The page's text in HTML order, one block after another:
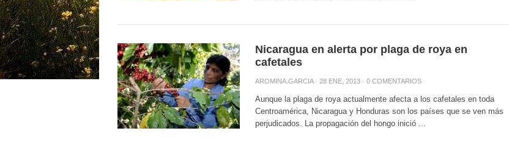
Nicaragua en alerta por plaga de roya en
cafetales
AROMINA.GARCIA· 28 ENE, 2013 · 0 COMENTARIOS
Aunque la plaga de roya actualmente afecta a los cafetales en toda
Centroamérica, Nicaragua y Honduras son los países que se ven más
perjudicados. La propagación del hongo inició ...